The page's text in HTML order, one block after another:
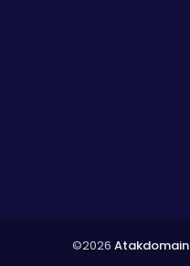
©2026 Atakdomain